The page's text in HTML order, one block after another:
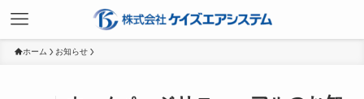
ホーム お知らせ